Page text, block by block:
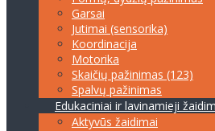
Garsai
Jutimai (sensorika)
Koordinacija
Motorika
Skaičių pažinimas (123)
Spalvų pažinimas
Edukaciniai ir lavinamieji
Aktyvūs žaidimai